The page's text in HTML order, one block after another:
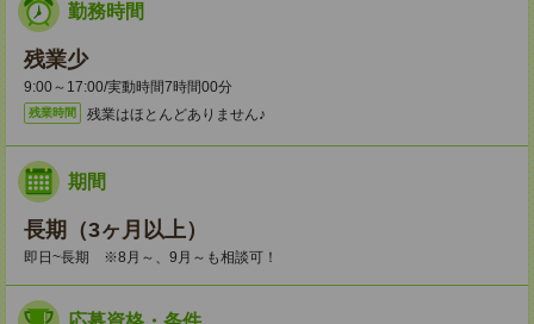
勤務時間
残業少
9:00～17:00/実動時間7時間00分
残業時間 残業はほとんどありません♪
期間
長期（3ヶ月以上）
即日~長期 ※8月～、9月～も相談可！